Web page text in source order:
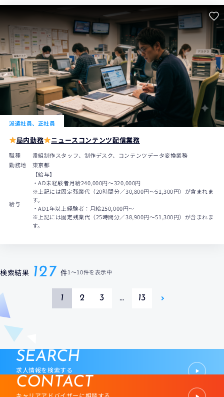
派遣社員、正社員
局内勤務 ニュースコンテンツ配信業務
職種
番組制作スタッフ、制作デスク、コンテンツデータ変換業務
勤務地
東京都
給与
【給与】
・AD未経験者月給240,000円〜320,000円
※上記には固定残業代（20時間分／30,800円～51,300円）が含まれま
す。
・AD1年以上経験者：月給250,000円～
※上記には固定残業代（25時間分／38,900円～51,300円）が含まれま
す。
検索結果 127 件1〜10件を表示中
1 2 3 … 13
SEARCH
求人情報を検索する
CONTACT